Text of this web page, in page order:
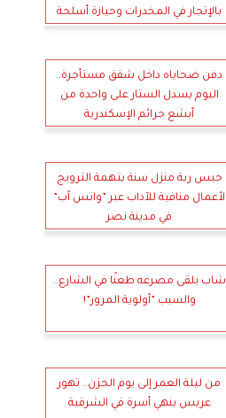
بالإتجار في المخدرات وحيازة أسلحة
دفن ضحاياه داخل شقق مستأجرة..
اليوم يسدل الستار على واحدة من
أبشع جرائم الإسكندرية
حبس ربة منزل سنة بتهمة الترويج
لأعمال منافية للآداب عبر ”واتس آب”
في مدينة نصر
شاب يلقى مصرعه طعنًا في الشارع..
والسبب ”أولوية المرور”!
من ليلة العمر إلى يوم الحزن.. تهور
عريس ينهي أسرة في الشرقية